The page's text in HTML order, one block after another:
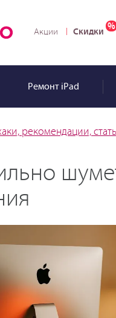
Акции Скидки
РемонтiPad
рекомендации,